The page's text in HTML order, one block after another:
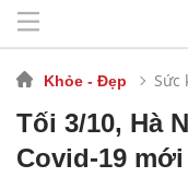
Khỏe - Đẹp Sức
Tối 3/10, Hà
Covid-19